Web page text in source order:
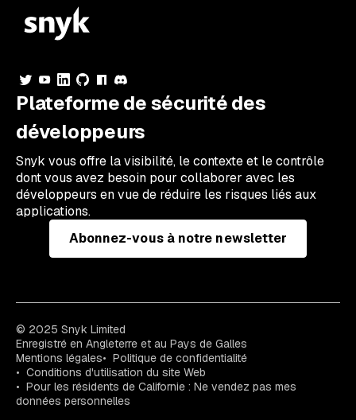
Plateforme de sécurité des
développeurs
Snyk vous offre la visibilité, le contexte et le contrôle
dont vous avez besoin pour collaborer avec les
développeurs en vue de réduire les risques liés aux
applications.
Abonnez-vous à notre newsletter
© 2025 Snyk Limited
Enregistré en Angleterre et au Pays de Galles
Mentions légales
Politique de confidentialité
Conditions d'utilisation du site Web
Pour les résidents de Californie : Ne vendez pas mes
données personnelles